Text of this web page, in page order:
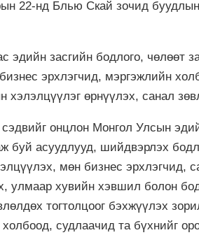
22-нд Блью Скай зочид
засгийн бодлого, чөлөөт
эрхлэгчид, мэргэжлийн
хэлэлцүүлэг өрнүүлэх, санал
онцлон Монгол Улсын
буй асуудлууд, шийдвэрлэх
мөн бизнес эрхлэгчид,
улмаар хувийн хэвшил болон
тогтолцоог бэхжүүлэх
судлаачид та бүхнийг